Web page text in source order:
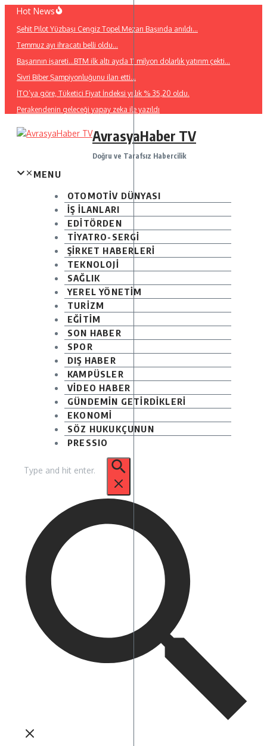
İçeriğe
Hot News
Şehit Pilot Yüzbaşı Cengiz Topel Mezarı Başında anıldı…
Temmuz ayı ihracatı belli oldu…
Başarının işareti…BTM ilk altı ayda 11 milyon dolarlık yatırım çekti…
Sivri Biber Şampiyonluğunu ilan etti…
İTO’ya göre, Tüketici Fiyat İndeksi yıllık % 35,20 oldu.
Perakendenin geleceği yapay zeka ile yazıldı
AvrasyaHaber TV
Doğru ve Tarafsız Habercilik
MENU
OTOMOTİV DÜNYASI
İŞ İLANLARI
EDİTÖRDEN
TİYATRO-SERGİ
ŞİRKET HABERLERİ
TEKNOLOJİ
SAĞLIK
YEREL YÖNETİM
TURİZM
EĞİTİM
SON HABER
SPOR
DIŞ HABER
KAMPÜSLER
VİDEO HABER
GÜNDEMİN GETİRDİKLERİ
EKONOMİ
SÖZ HUKUKÇUNUN
PRESSIO